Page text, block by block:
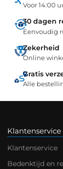
Voor 14:00
30 dagen
Eenvoudig
Zekerheid
Online
Gratis
Alle
Klantenservice
Klantenservice
Bedenktijd en